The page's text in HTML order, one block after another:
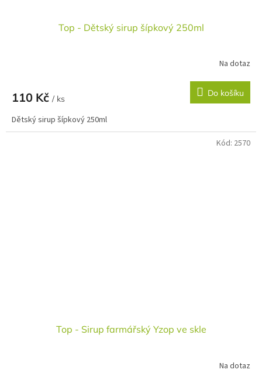
Top - Dětský sirup šípkový 250ml
Na dotaz
110 Kč / ks
Do košíku
Dětský sirup šípkový 250ml
Top - Sirup farmářský Yzop ve skle
Na dotaz
Kód: 2570